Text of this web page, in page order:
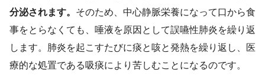
分泌されます。 そのため、中心静脈栄養になって口から食
事をとらなくても、唾液を原因として誤嚥性肺炎を繰り返
します。肺炎を起こすたびに痰と咳と発熱を繰り返し、医
療的な処置である吸痰により苦しむことになるのです。